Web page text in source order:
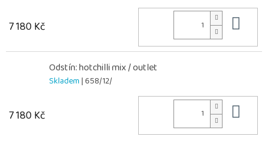
7 180 Kč
Odstín: hotchilli mix / outlet
Skladem| 658/12/
7 180 Kč